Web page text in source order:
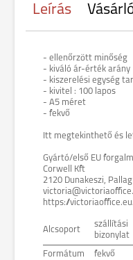
Leírás
- ellenőrzött minőség
- kiváló ár-érték arány
- kiszerelési egység
- kivitel : 100 lapos
- A5 méret
- fekvő
Itt megtekinthető és
Gyártó/első EU
Corwell Kft
2120 Dunakeszi,
https://
Alcsoport
szállítási
bizonylat
Formátum fekvő